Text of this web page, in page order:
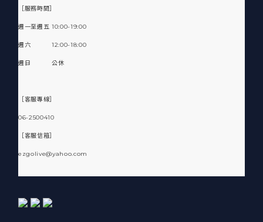
［服務時間］
週一至週五 10:00-19:00
週六 12:00-18:00
週日 公休
［客服專線］
06-2500410
［客服信箱］
ezgolive@yahoo.com